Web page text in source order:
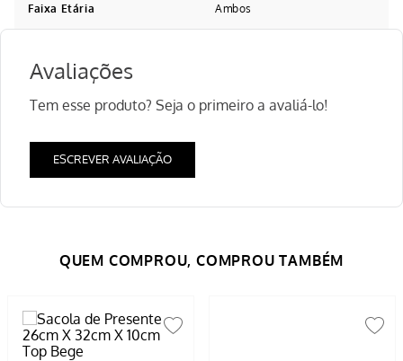
Faixa Etária Ambos
Avaliações
Tem esse produto? Seja o primeiro a avaliá-lo!
ESCREVER AVALIAÇÃO